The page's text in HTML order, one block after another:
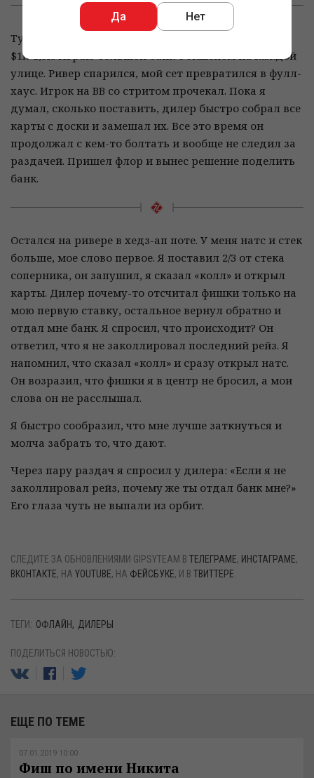
Да Нет
Турнир за $40 в местном казино, за первое обычно
$1k-1,5k. Играю большой банк с экшеном на каждой
улице. Ривер спарился, мой сет превратился в фулл-
хаус. Игрок на BB со стритом прочекал. Пока я
думал, сколько поставить, дилер быстро собрал все
карты с доски и замешал их. Все это время он
продолжал с кем-то болтать и вообще не следил за
раздачей. Пришел флор и вынес решение поделить
банк.
Остался на ривере в хедз-ап поте. У меня натс и стек
больше, мое слово первое. Я поставил 2/3 от стека
соперника, он запушил, я сказал «колл» и открыл
карты. Дилер почему-то отсчитал фишки только на
мою первую ставку, остальное вернул обратно и
отдал мне банк. Я спросил, что происходит? Он
ответил, что я не заколлировал последний рейз. Я
напомнил, что сказал «колл» и сразу открыл натс.
Он возразил, что фишки я в центр не бросил, а мои
слова он не расслышал.
Я быстро сообразил, что мне лучше заткнуться и
молча забрать то, что дают.
Через пару раздач я спросил у дилера: «Если я не
заколлировал рейз, почему же ты отдал банк мне?»
Его глаза чуть не выпали из орбит.
СЛЕДИТЕ ЗА ОБНОВЛЕНИЯМИ GIPSYTEAM В ТЕЛЕГРАМЕ, ИНСТАГРАМЕ,
ВКОНТАКТЕ, НА YOUTUBE, НА ФЕЙСБУКЕ, И В ТВИТТЕРЕ
ТЕГИ: ОФЛАЙН ДИЛЕРЫ
ПОДЕЛИТЬСЯ НОВОСТЬЮ:
ЕЩЕ ПО ТЕМЕ
07.01.2019 10:00
Фиш по имени Никита